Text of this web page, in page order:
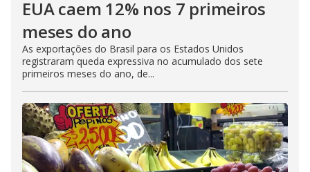
EUA caem 12% nos 7 primeiros
meses do ano
As exportações do Brasil para os Estados Unidos
registraram queda expressiva no acumulado dos sete
primeiros meses do ano, de...